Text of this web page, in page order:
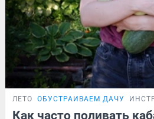
ЛЕТО ОБУСТРАИВАЕМ ДАЧУ
Как часто поливать